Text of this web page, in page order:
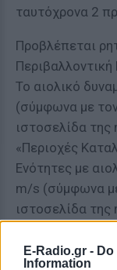
E-Radio.gr -
Information
ταυτόχρονα 2
Προβλέπεται
Το αιολικό
(σύμφωνα με
ιστοσελίδα της
«Περιοχές
Ενότητες με
m/s (σύμφωνα
ιστοσελίδα
ανωτέρω